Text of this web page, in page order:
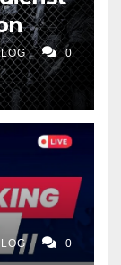
0
0